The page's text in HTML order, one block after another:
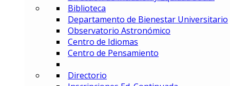
MAF – Maestría en
MAGD – Maestría en Analítica y
MCI – Maestría en Comercio
MDEMEC – Maestría en
Biblioteca
Departamento de Bienestar Universitario
Observatorio Astronómico
Centro de Idiomas
Centro de Pensamiento
Directorio